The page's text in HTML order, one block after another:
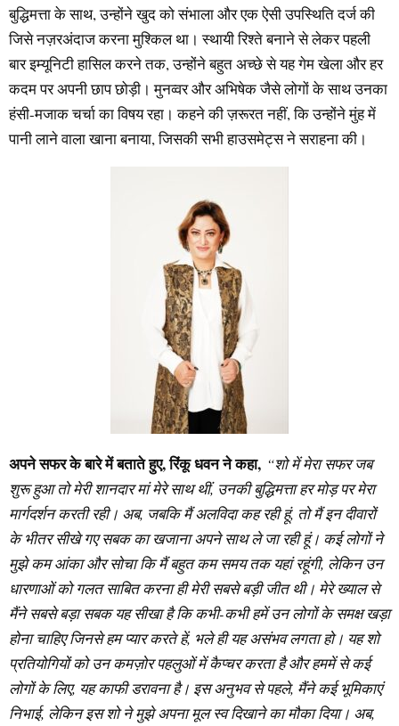
बुद्धिमत्ता के साथ, उन्होंने खुद को संभाला और एक ऐसी उपस्थिति दर्ज की
जिसे नज़रअंदाज करना मुश्किल था। स्थायी रिश्ते बनाने से लेकर पहली
बार इम्यूनिटी हासिल करने तक, उन्होंने बहुत अच्छे से यह गेम खेला और हर
कदम पर अपनी छाप छोड़ी। मुनव्वर और अभिषेक जैसे लोगों के साथ उनका
हंसी-मजाक चर्चा का विषय रहा। कहने की ज़रूरत नहीं, कि उन्होंने मुंह में
पानी लाने वाला खाना बनाया, जिसकी सभी हाउसमेट्स ने सराहना की।
अपने सफर के बारे में बताते हुए, रिंकू धवन ने कहा, “शो में मेरा सफर जब
शुरू हुआ तो मेरी शानदार मां मेरे साथ थीं, उनकी बुद्धिमत्ता हर मोड़ पर मेरा
मार्गदर्शन करती रही। अब, जबकि मैं अलविदा कह रही हूं, तो मैं इन दीवारों
के भीतर सीखे गए सबक का खजाना अपने साथ ले जा रही हूं। कई लोगों ने
मुझे कम आंका और सोचा कि मैं बहुत कम समय तक यहां रहूंगी, लेकिन उन
धारणाओं को गलत साबित करना ही मेरी सबसे बड़ी जीत थी। मेरे ख्याल से
मैंने सबसे बड़ा सबक ​यह सीखा है कि कभी-कभी हमें उन लोगों के समक्ष खड़ा
होना चाहिए जिनसे हम प्यार करते हें, भले ही यह असंभव लगता हो। यह शो
प्रतियोगियों को उन कमज़ोर पहलुओं में कैप्चर करता है और हममें से कई
लोगों के लिए, यह काफी डरावना है। इस अनुभव से पहले, मैंने कई भूमिकाएं
निभाई, लेकिन इस शो ने मुझे अपना मूल स्व दिखाने का मौका दिया। अब,